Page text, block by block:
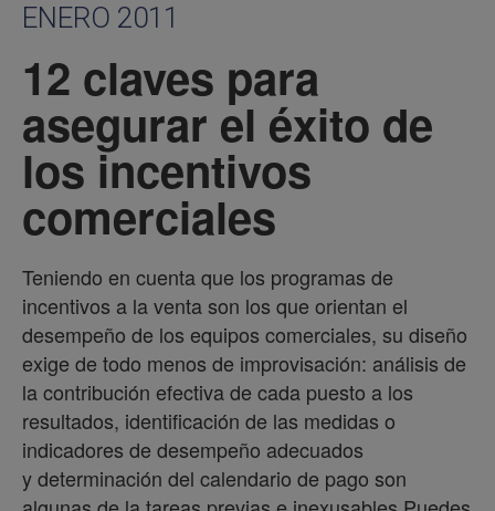
ENERO 2011
12 claves para
asegurar el éxito de
los incentivos
comerciales
Teniendo en cuenta que los programas de
incentivos a la venta son los que orientan el
desempeño de los equipos comerciales, su diseño
exige de todo menos de improvisación: análisis de
la contribución efectiva de cada puesto a los
resultados, identificación de las medidas o
indicadores de desempeño adecuados
y determinación del calendario de pago son